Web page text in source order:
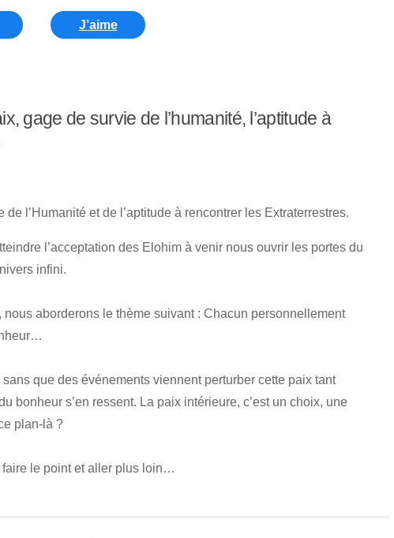
J’aime
gage de survie de l’humanité, l’aptitude à
l’Humanité et de l’aptitude à rencontrer les Extraterrestres.
l’acceptation des Elohim à venir nous ouvrir les portes du
infini.
aborderons le thème suivant : Chacun personnellement
que des événements viennent perturber cette paix tant
bonheur s’en ressent. La paix intérieure, c’est un choix, une
plan-là ?
le point et aller plus loin…